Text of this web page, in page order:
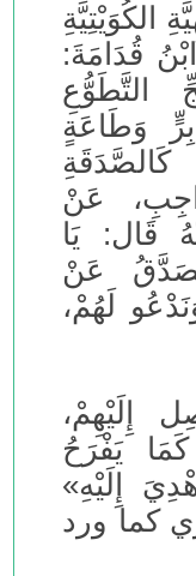
الكُوَيْتِيَّةِ
قَال ابْنُ قُدَامَةَ:
وَطَاعَةٍ
عَنْ
قَال: يَا
عَنْ
لَهُمْ،
إِلَيْهِمْ،
يَفْرَحُ
إِلَيْهِ»
كما ورد